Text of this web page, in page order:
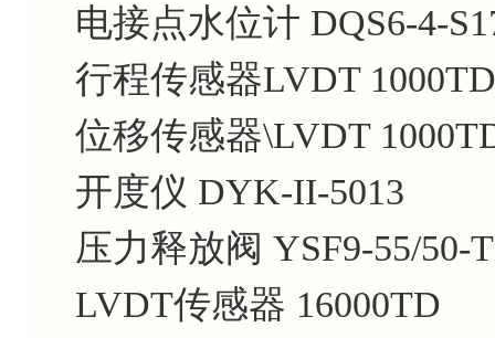
电接点水位计 DQS6-4-
行程传感器LVDT 1000TD
位移传感器\LVDT
开度仪 DYK-II-5013
压力释放阀 YSF9-55/50-
LVDT传感器 16000TD